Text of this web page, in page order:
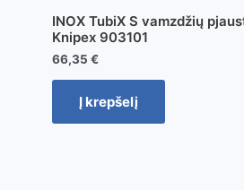
INOX TubiX S vamzdžių
Knipex 903101
66,35 €
Į krepšelį